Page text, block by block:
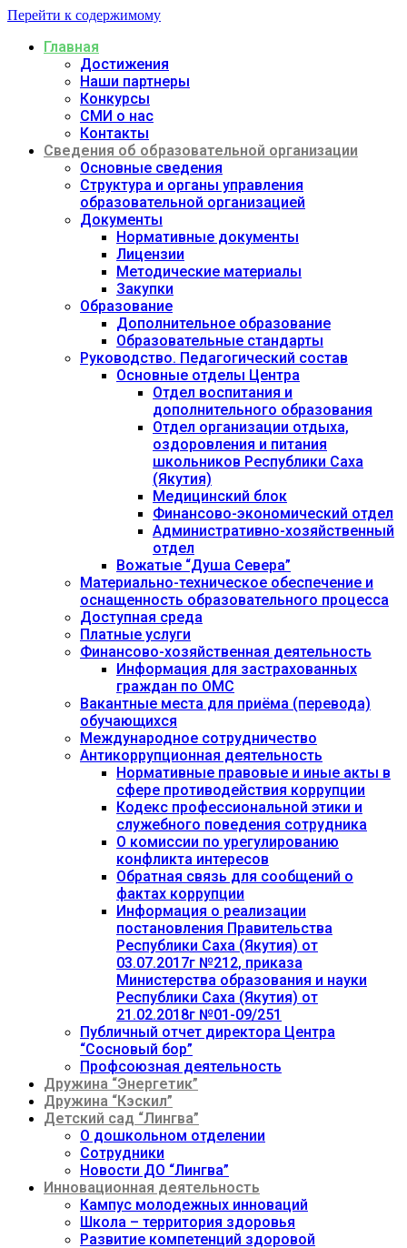
Перейти к содержимому
Главная
Достижения
Наши партнеры
Конкурсы
СМИ о нас
Контакты
Сведения об образовательной организации
Основные сведения
Структура и органы управления
образовательной организацией
Документы
Нормативные документы
Лицензии
Методические материалы
Закупки
Образование
Дополнительное образование
Образовательные стандарты
Руководство. Педагогический состав
Основные отделы Центра
Отдел воспитания и
дополнительного образования
Отдел организации отдыха,
оздоровления и питания
школьников Республики Саха
(Якутия)
Медицинский блок
Финансово-экономический отдел
Административно-хозяйственный
отдел
Вожатые “Душа Севера”
Материально-техническое обеспечение и
оснащенность образовательного процесса
Доступная среда
Платные услуги
Финансово-хозяйственная деятельность
Информация для застрахованных
граждан по ОМС
Вакантные места для приёма (перевода)
обучающихся
Международное сотрудничество
Антикоррупционная деятельность
Нормативные правовые и иные акты в
сфере противодействия коррупции
Кодекс профессиональной этики и
служебного поведения сотрудника
О комиссии по урегулированию
конфликта интересов
Обратная связь для сообщений о
фактах коррупции
Информация о реализации
постановления Правительства
Республики Саха (Якутия) от
03.07.2017г №212, приказа
Министерства образования и науки
Республики Саха (Якутия) от
21.02.2018г №01-09/251
Публичный отчет директора Центра
“Сосновый бор”
Профсоюзная деятельность
Дружина “Энергетик”
Дружина “Кэскил”
Детский сад “Лингва”
О дошкольном отделении
Сотрудники
Новости ДО “Лингва”
Инновационная деятельность
Кампус молодежных инноваций
Школа – территория здоровья
Развитие компетенций здоровой